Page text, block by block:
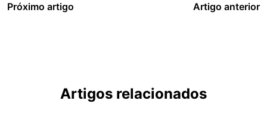
Próximo artigo Artigo anterior
Artigos relacionados